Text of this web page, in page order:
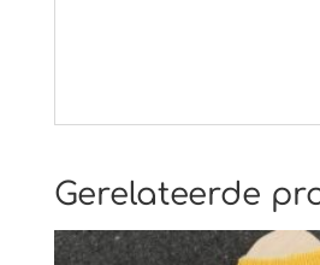
Gerelateerde